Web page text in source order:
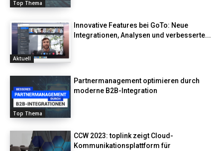
Top Thema
Aktuell
Innovative Features bei GoTo: Neue
Integrationen, Analysen und verbesserte...
Top Thema
Partnermanagement optimieren durch
moderne B2B-Integration
CCW 2023: toplink zeigt Cloud-
Kommunikationsplattform für